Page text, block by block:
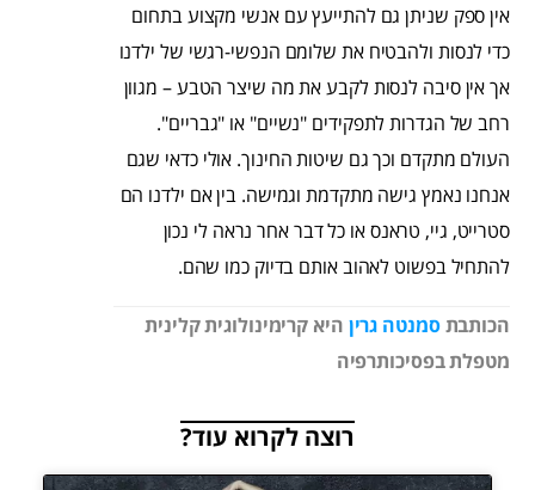
אין ספק שניתן גם להתייעץ עם אנשי מקצוע בתחום
כדי לנסות ולהבטיח את שלומם הנפשי-רגשי של ילדנו
אך אין סיבה לנסות לקבע את מה שיצר הטבע – מגוון
רחב של הגדרות לתפקידים "נשיים" או "גבריים".
העולם מתקדם וכך גם שיטות החינוך. אולי כדאי שגם
אנחנו נאמץ גישה מתקדמת וגמישה. בין אם ילדנו הם
סטרייט, גיי, טראנס או כל דבר אחר נראה לי נכון
להתחיל בפשוט לאהוב אותם בדיוק כמו שהם.
הכותבתסמנטה גרין היא קרימינולוגית קלינית
מטפלת בפסיכותרפיה
רוצה לקרוא עוד?